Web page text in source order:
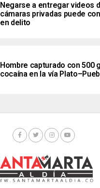
Negarse a entregar videos
cámaras privadas puede
en delito
Hombre capturado con 500
cocaína en la vía